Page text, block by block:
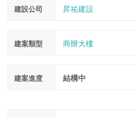
建設公司 昇祐建設
建案類型 商辦大樓
建案進度 結構中